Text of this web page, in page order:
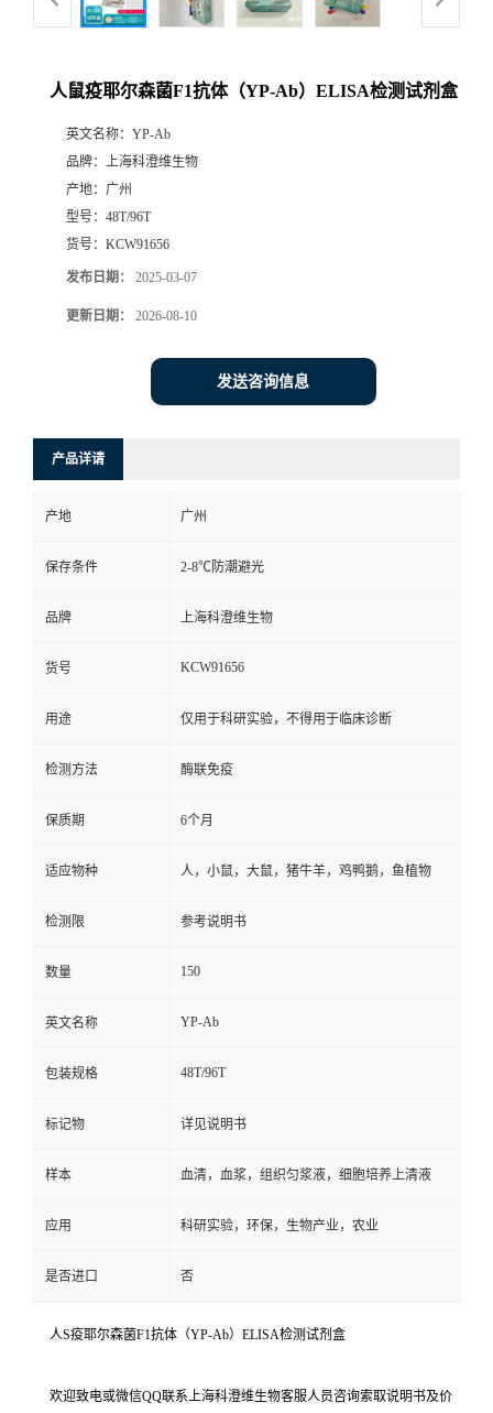
人鼠疫耶尔森菌F1抗体（YP-Ab）ELISA检测试剂盒
英文名称： YP-Ab
品牌：
上海科澄维生物
产地： 广州
型号： 48T/96T
货号： KCW91656
发布日期： 2025-03-07
更新日期： 2026-08-10
发送咨询信息
产品详请
产地 广州
保存条件 2-8℃防潮避光
品牌 上海科澄维生物
货号 KCW91656
用途 仅用于科研实验，不得用于临床诊断
检测方法 酶联免疫
保质期 6个月
适应物种 人，小鼠，大鼠，猪牛羊，鸡鸭鹅，鱼植物
检测限 参考说明书
数量 150
英文名称 YP-Ab
包装规格 48T/96T
标记物 详见说明书
样本 血清，血浆，组织匀浆液，细胞培养上清液
应用 科研实验，环保，生物产业，农业
是否进口 否
人S疫耶尔森菌F1抗体（YP-Ab）ELISA检测试剂盒
欢迎致电或微信QQ联系上海科澄维生物客服人员咨询索取说明书及价